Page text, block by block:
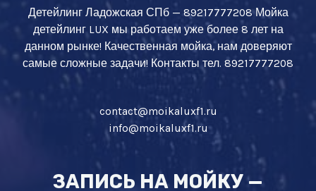
Детейлинг Ладожская СПб — 89217777208 Мойка
детейлинг LUX мы работаем уже более 8 лет на
данном рынке! Качественная мойка, нам доверяют
самые сложные задачи! Контакты тел. 89217777208
contact@moikaluxf1.ru
info@moikaluxf1.ru
ЗАПИСЬ НА МОЙКУ —